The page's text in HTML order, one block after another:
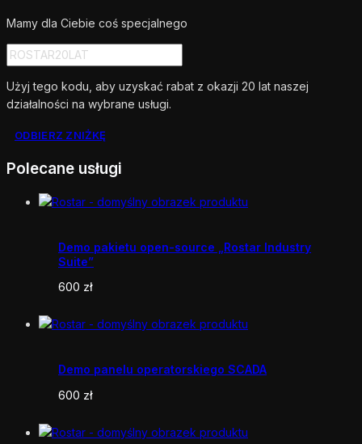
Mamy dla Ciebie coś specjalnego
Użyj tego kodu, aby uzyskać rabat z okazji 20 lat naszej
działalności na wybrane usługi.
ODBIERZ ZNIŻKĘ
Polecane usługi
Demo pakietu open-source „Rostar Industry
Suite”
600 zł
Demo panelu operatorskiego SCADA
600 zł